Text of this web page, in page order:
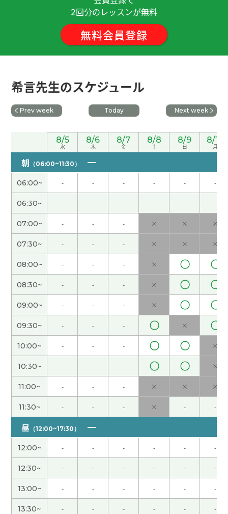
今天的课很开心，聊了很多怀念的话题。时间过得
真快。谢谢老师！下次见！( 女性 )
我觉得预防老人痴呆症的方式之一是学习新的东
性 )
谢谢老师，讲得很容易理解。下次再见！
老师，谢谢您今天细心的讲解。我会慢慢坚持学
习，继续努力。( 女性 )
老师，今天也谢谢您！我们下次见！
谢谢您的课。下次也请多关照。 ( 50代 男性 )
我期待老师火车的事情。下次见吧。
即使我还不能流利地用中文表达、老师也一直耐心
地听我说 而且理解我的意思。期待下次再见。谢
谢老师~
( 女性 )
非常感谢细致的指导。下次课也请多多关照。( 50
代 男性 )
我也真的谢谢您，跟我一起聊天儿，然后叫我中
文。下次见😌
謝謝 希言老師☺️
謝謝 希言老師😊( 50代 女性 )
还是我们有时候去各种各样的地方好了！呵呵 放松
一下好！ 谢谢老师(/・ω・)/( 30代 女性 )
学习的话知道新的知识有开心。比别的爱好便宜。
下次见吧。( 男性 )
2回分のレッスンが無料
無料会員登録
希言先生のスケジュール
Prev week Today Next week
8/5
水
8/6
木
8/7
金
8/8
土
8/9
日
8/10
月
朝 （06:00~11:30）
06:00~ - - - - - -
06:30~ - - - - - -
07:00~ - - - × × ×
07:30~ - - - × × ×
08:00~ - - - × 〇 〇
08:30~ - - - × 〇 〇
09:00~ - - - × 〇 〇
09:30~ - - - 〇 × 〇
10:00~ - - - 〇 〇 ×
10:30~ - - - 〇 〇 ×
11:00~ - - - × × ×
11:30~ - - - × - -
昼 （12:00~17:30）
12:00~ - - - - - -
12:30~ - - - - - -
13:00~ - - - - - -
13:30~ - - - - - -